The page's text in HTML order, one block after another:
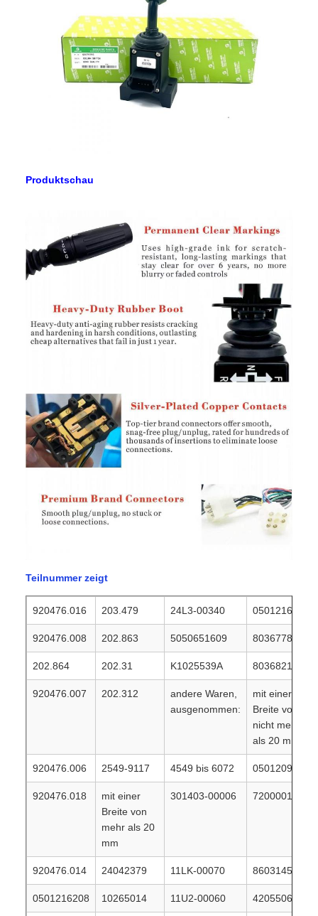
Produktschau
Teilnummer zeigt
920476.016 203.479 24L3-00340 0501216205
920476.008 202.863 5050651609 803677866
202.864 202.31 K1025539A 803682123
920476.007 202.312
andere Waren,
ausgenommen:
mit einer
Breite von
nicht mehr
als 20 mm
920476.006 2549-9117 4549 bis 6072 0501209951
920476.018
mit einer
Breite von
mehr als 20
mm
301403-00006 7200001775
920476.014 24042379 11LK-00070 860314536
0501216208 10265014 11U2-00060 4205506